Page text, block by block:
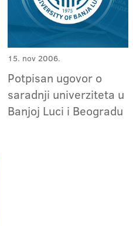
15. nov 2006.
Potpisan ugovor o
saradnji univerziteta u
Banjoj Luci i Beogradu